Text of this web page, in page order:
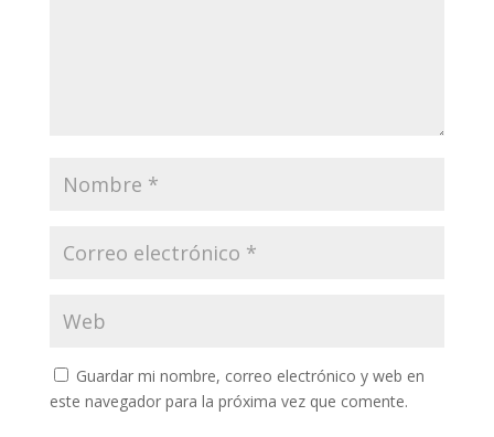
Guardar mi nombre, correo electrónico y web en
este navegador para la próxima vez que comente.